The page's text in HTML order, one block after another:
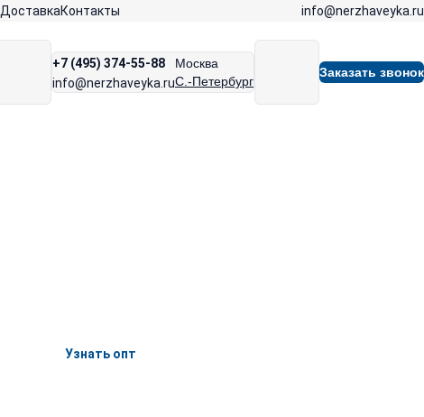
ДоставкаКонтакты info@nerzhaveyka.ru
+7 (495) 374-55-88
info@nerzhaveyka.ru
Москва
С.-Петербург
Заказать звонок
Узнать опт